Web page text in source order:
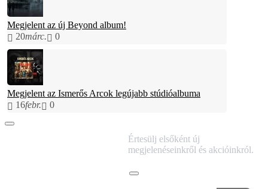
Megjelent az új Beyond album!
20márc. 0
Megjelent az Ismerős Arcok legújabb stúdióalbuma
16febr. 0
Értesülj elsőként új
megjelenéseinkről és akcióinkról.